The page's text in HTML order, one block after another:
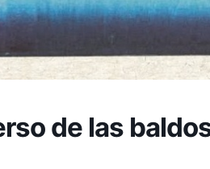
de las